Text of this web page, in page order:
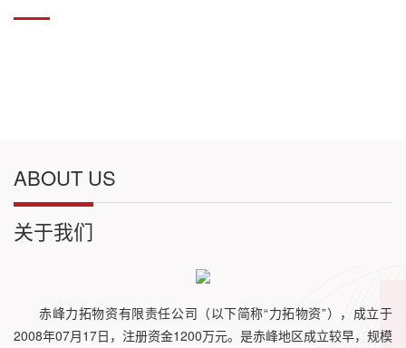
ABOUT US
关于我们
赤峰力拓物资有限责任公司（以下简称“力拓物资”），成立于
2008年07月17日，注册资金1200万元。是赤峰地区成立较早，规模